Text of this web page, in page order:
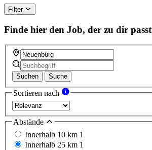
Filter
Finde hier den Job, der zu dir passt
Suchen Suche
Sortieren nach
Abstände
Innerhalb 10 km 1
Innerhalb 25 km 1